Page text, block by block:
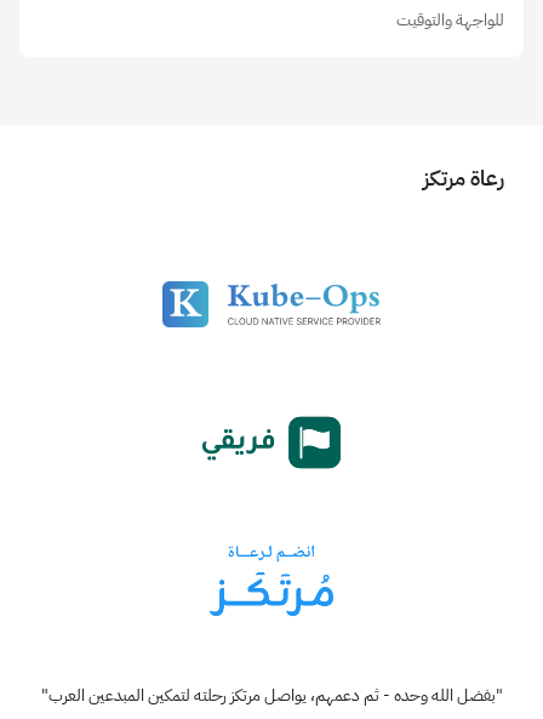
للواجهة والتوقيت
رعاة مرتكز
"بفضل الله وحده - ثم دعمهم، يواصل مرتكز رحلته لتمكين المبدعين العرب"